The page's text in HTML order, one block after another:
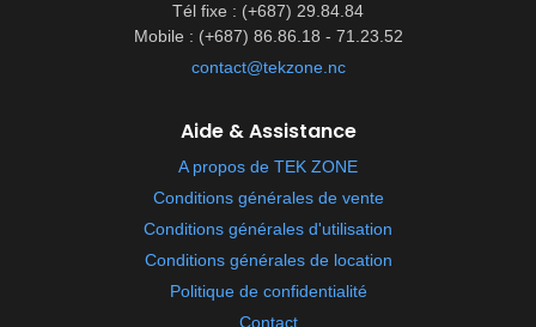
Tél fixe : (+687) 29.84.84
Mobile : (+687) 86.86.18 - 71.23.52
contact@tekzone.nc
Aide & Assistance
A propos de TEK ZONE
Conditions générales de vente
Conditions générales d'utilisation
Conditions générales de location
Politique de confidentialité
Contact